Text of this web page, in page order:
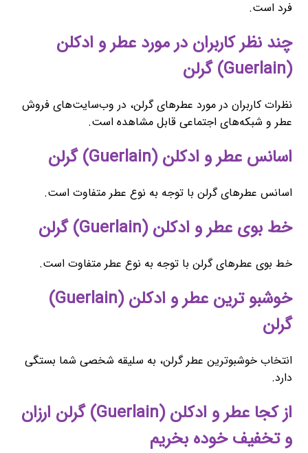
فرد است.
چند نظر کاربران در مورد عطر و ادکلن
(Guerlain) گرلن
نظرات کاربران در مورد عطرهای گرلن، در وب‌سایت‌های فروش
عطر و شبکه‌های اجتماعی قابل مشاهده است.
اسانس عطر و ادکلن (Guerlain) گرلن
اسانس عطرهای گرلن با توجه به نوع عطر متفاوت است.
خط بوی عطر و ادکلن (Guerlain) گرلن
خط بوی عطرهای گرلن با توجه به نوع عطر متفاوت است.
خوشبو ترین عطر و ادکلن (Guerlain)
گرلن
انتخاب خوشبوترین عطر گرلن، به سلیقه شخصی شما بستگی
دارد.
از کجا عطر و ادکلن (Guerlain) گرلن ارزان
و تخفیف خوده بخریم